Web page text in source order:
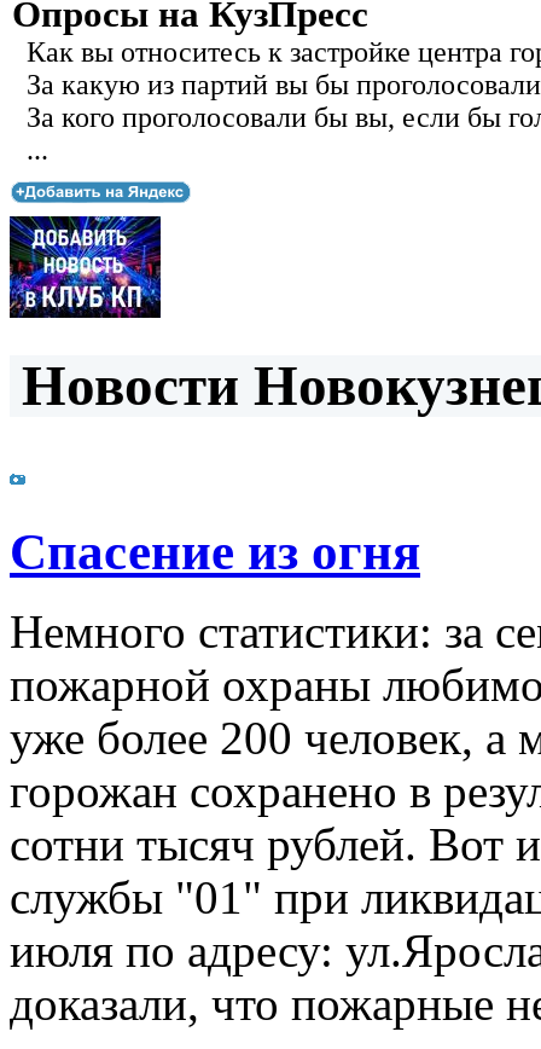
Опросы на КузПресс
Как вы относитесь к застройке центра
За какую из партий вы бы
За кого проголосовали бы вы, если бы
...
Новости
Спасение из огня
Немного статистики: за
пожарной охраны
уже более 200 человек, а
горожан сохранено в
сотни тысяч рублей. Вот
службы "01" при
июля по адресу:
доказали, что пожарные